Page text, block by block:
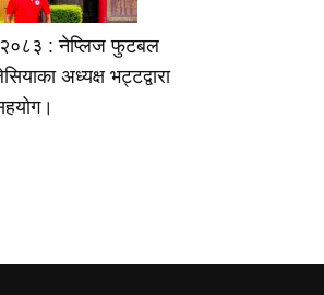
: नेप्लिज फुटबल
अध्यक्ष भट्टद्वारा